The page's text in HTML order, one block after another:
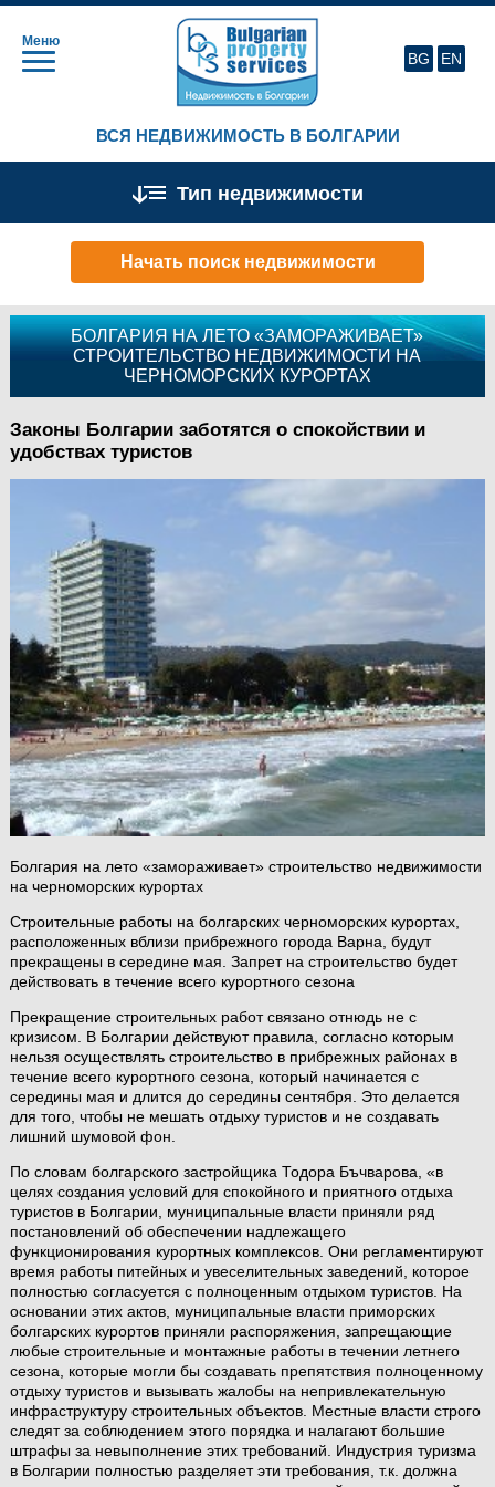
Меню
ВСЯ НЕДВИЖИМОСТЬ В БОЛГАРИИ
BG EN
Тип недвижимости
Начать поиск недвижимости
БОЛГАРИЯ НА ЛЕТО «ЗАМОРАЖИВАЕТ»
СТРОИТЕЛЬСТВО НЕДВИЖИМОСТИ НА
ЧЕРНОМОРСКИХ КУРОРТАХ
Законы Болгарии заботятся о спокойствии и
удобствах туристов
Болгария на лето «замораживает» строительство недвижимости
на черноморских курортах
Строительные работы на болгарских черноморских курортах,
расположенных вблизи прибрежного города Варна, будут
прекращены в середине мая. Запрет на строительство будет
действовать в течение всего курортного сезона
Прекращение строительных работ связано отнюдь не с
кризисом. В Болгарии действуют правила, согласно которым
нельзя осуществлять строительство в прибрежных районах в
течение всего курортного сезона, который начинается с
середины мая и длится до середины сентября. Это делается
для того, чтобы не мешать отдыху туристов и не создавать
лишний шумовой фон.
По словам болгарского застройщика Тодора Бъчварова, «в
целях создания условий для спокойного и приятного отдыха
туристов в Болгарии, муниципальные власти приняли ряд
постановлений об обеспечении надлежащего
функционирования курортных комплексов. Они регламентируют
время работы питейных и увеселительных заведений, которое
полностью согласуется с полноценным отдыхом туристов. На
основании этих актов, муниципальные власти приморских
болгарских курортов приняли распоряжения, запрещающие
любые строительные и монтажные работы в течении летнего
сезона, которые могли бы создавать препятствия полноценному
отдыху туристов и вызывать жалобы на непривлекательную
инфраструктуру строительных объектов. Местные власти строго
следят за соблюдением этого порядка и налагают большие
штрафы за невыполнение этих требований. Индустрия туризма
в Болгарии полностью разделяет эти требования, т.к. должна